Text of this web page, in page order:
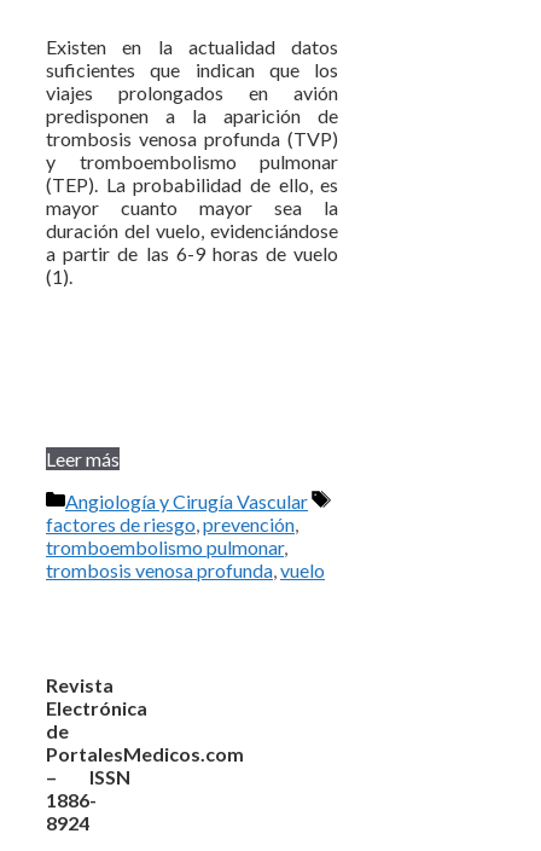
Existen en la actualidad datos
suficientes que indican que los
viajes prolongados en avión
predisponen a la aparición de
trombosis venosa profunda (TVP)
y tromboembolismo pulmonar
(TEP). La probabilidad de ello, es
mayor cuanto mayor sea la
duración del vuelo, evidenciándose
a partir de las 6-9 horas de vuelo
(1).
Leer más
Categorías
Angiología y Cirugía Vascular
Etiquetas
factores de riesgo prevención
tromboembolismo pulmonar,
trombosis venosa profunda vuelo
Revista
Electrónica
de
PortalesMedicos.com
– ISSN
1886-
8924